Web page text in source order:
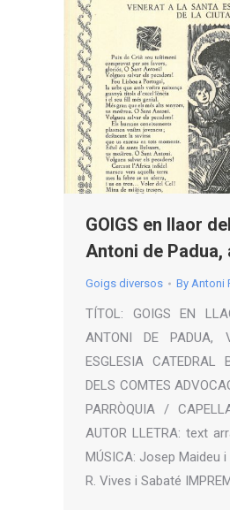
GOIGS en llaor
Antoni de Padua,
Goigs diversos By Antoni
TÍTOL: GOIGS EN
ANTONI DE PADUA,
ESGLESIA
DELS COMTES
PARRÒQUIA /
AUTOR LLETRA: text
MÚSICA: Josep Maideu i
R. Vives i Sabaté